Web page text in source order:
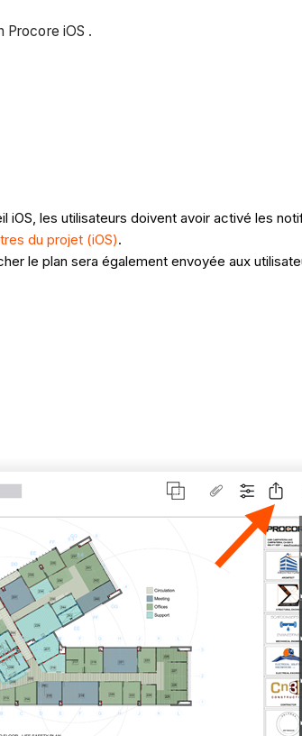
Procore iOS .
les utilisateurs doivent avoir activé les
du projet (iOS).
le plan sera également envoyée aux